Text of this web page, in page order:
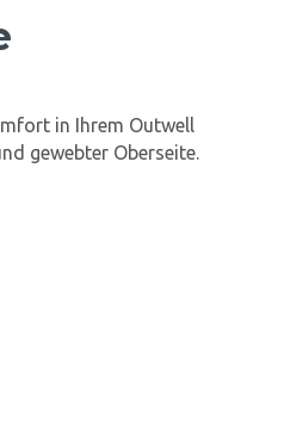
in Ihrem Outwell
gewebter Oberseite.